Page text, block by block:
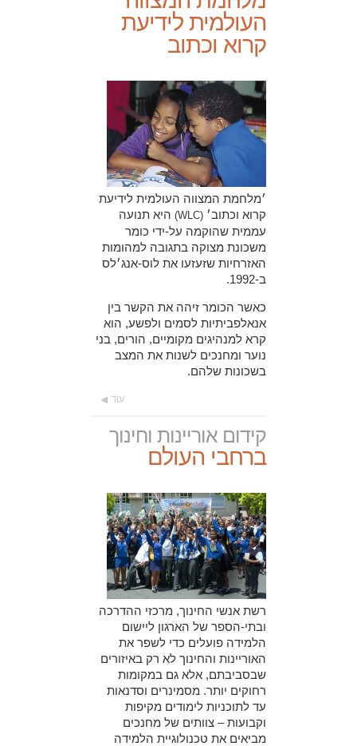
העולמית לידיעת
קרוא וכתוב
׳מלחמת המצווה העולמית לידיעת
קרוא וכתוב׳ (WLC)
היא תנועה
עממית שהוקמה על-ידי כומר
משכונת מצוקה בתגובה למהומות
האזרחיות שזעזעו את לוס-אנג׳לס
ב-1992.
כאשר הכומר זיהה את הקשר בין
אנאלפביתיות לסמים ולפשע, הוא
קרא למנהיגים מקומיים, הורים, בני
נוער ומחנכים לשנות את המצב
בשכונות שלהם.
עוד
קידום אוריינות וחינוך
ברחבי העולם
רשת אנשי החינוך, מרכזי ההדרכה
ובתי-הספר של הארגון ליישום
הלמידה פועלים כדי לשפר את
האוריינות והחינוך לא רק באיזורים
שבסביבתם, אלא גם במקומות
רחוקים יותר. מסמינרים וסדנאות
עד לתוכניות לימודים מקיפות
וקבועות – צוותים של מחנכים
מביאים את טכנולוגיית הלמידה